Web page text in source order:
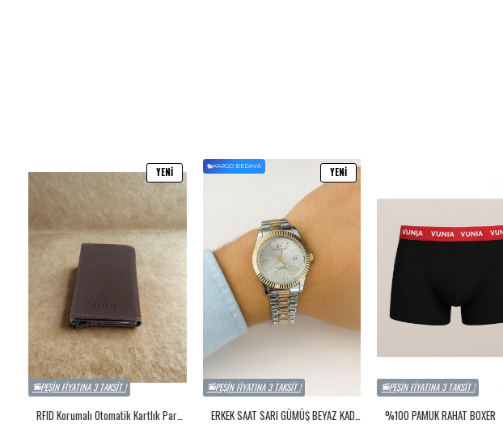
PEŞIN FIYATINA 3 TAKSIT !
YENI
PEŞIN FIYATINA 3 TAKSIT !
YENI
KARGO BEDAVA
PEŞIN FIYATINA 3 TAKSIT !
%100 PAMUK RAHAT BOXER